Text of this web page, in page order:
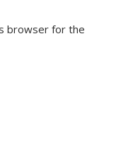
browser for the